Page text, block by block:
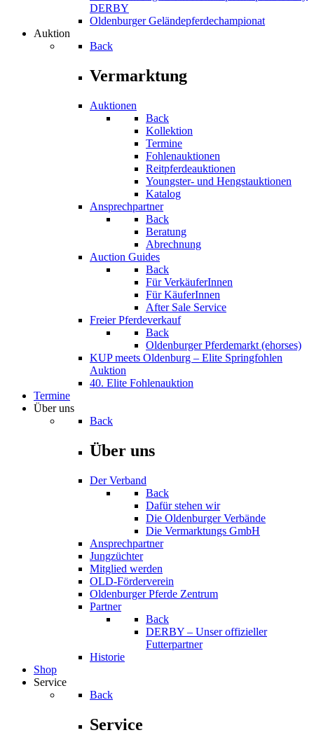
DERBY
Oldenburger Geländepferde­championat
Auktion
Back
Vermarktung
Auktionen
Back
Kollektion
Termine
Fohlenauktionen
Reitpferdeauktionen
Youngster- und Hengstauktionen
Katalog
Ansprechpartner
Back
Beratung
Abrechnung
Auction Guides
Back
Für VerkäuferInnen
Für KäuferInnen
After Sale Service
Freier Pferdeverkauf
Back
Oldenburger Pferdemarkt (ehorses)
KUP meets Oldenburg – Elite Springfohlen
Auktion
40. Elite Fohlenauktion
Termine
Über uns
Back
Über uns
Der Verband
Back
Dafür stehen wir
Die Oldenburger Verbände
Die Vermarktungs GmbH
Ansprechpartner
Jungzüchter
Mitglied werden
OLD-Förderverein
Oldenburger Pferde Zentrum
Partner
Back
DERBY – Unser offizieller
Futterpartner
Historie
Shop
Service
Back
Service